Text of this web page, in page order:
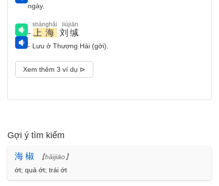
ngày.
- 上海
shànghǎi
刘缄
liújiān
- Lưu ở Thượng Hải (gởi).
Xem thêm 3 ví dụ ⊳
Gợi ý tìm kiếm
海 椒
【hǎijiāo】
ớt; quả ớt; trái ớt